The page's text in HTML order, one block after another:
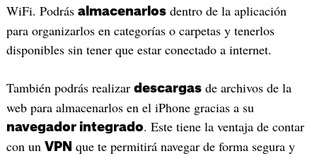
WiFi. Podrás almacenarlosdentro de la aplicación
para organizarlos en categorías o carpetas y tenerlos
disponibles sin tener que estar conectado a internet.
También podrás realizar descargasde archivos de la
web para almacenarlos en el iPhone gracias a su
navegador integrado. Este tiene la ventaja de contar
con un VPN que te permitirá navegar de forma segura y